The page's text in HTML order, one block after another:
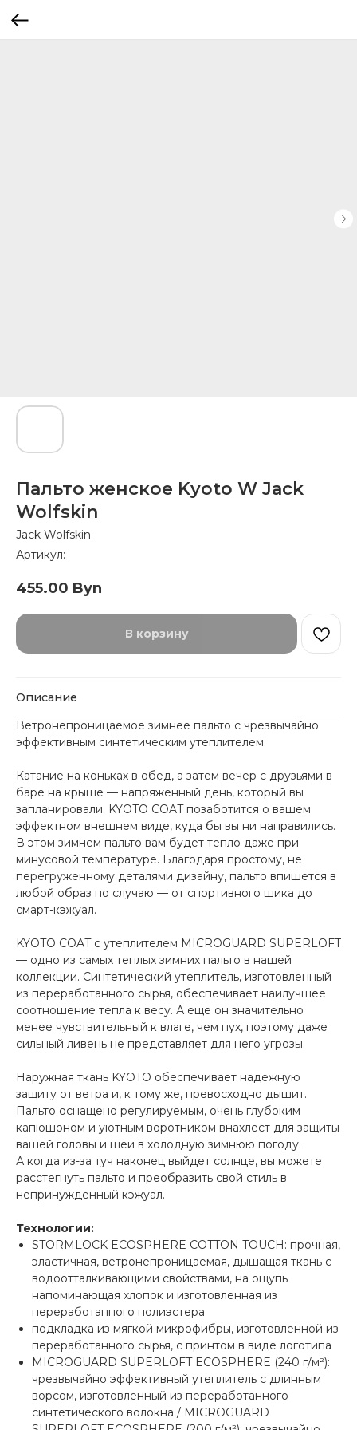
Пальто женское Kyoto W Jack
Wolfskin
Jack Wolfskin
Артикул:
455.00 Byn
В корзину
Описание
Ветронепроницаемое зимнее пальто с чрезвычайно
эффективным синтетическим утеплителем.
Катание на коньках в обед, а затем вечер с друзьями в
баре на крыше — напряженный день, который вы
запланировали. KYOTO COAT позаботится о вашем
эффектном внешнем виде, куда бы вы ни направились.
В этом зимнем пальто вам будет тепло даже при
минусовой температуре. Благодаря простому, не
перегруженному деталями дизайну, пальто впишется в
любой образ по случаю — от спортивного шика до
смарт-кэжуал.
KYOTO COAT с утеплителем MICROGUARD SUPERLOFT
— одно из самых теплых зимних пальто в нашей
коллекции. Синтетический утеплитель, изготовленный
из переработанного сырья, обеспечивает наилучшее
соотношение тепла к весу. А еще он значительно
менее чувствительный к влаге, чем пух, поэтому даже
сильный ливень не представляет для него угрозы.
Наружная ткань KYOTO обеспечивает надежную
защиту от ветра и, к тому же, превосходно дышит.
Пальто оснащено регулируемым, очень глубоким
капюшоном и уютным воротником внахлест для защиты
вашей головы и шеи в холодную зимнюю погоду.
А когда из-за туч наконец выйдет солнце, вы можете
расстегнуть пальто и преобразить свой стиль в
непринужденный кэжуал.
Технологии:
STORMLOCK ECOSPHERE COTTON TOUCH: прочная,
эластичная, ветронепроницаемая, дышащая ткань с
водоотталкивающими свойствами, на ощупь
напоминающая хлопок и изготовленная из
переработанного полиэстера
подкладка из мягкой микрофибры, изготовленной из
переработанного сырья, с принтом в виде логотипа
MICROGUARD SUPERLOFT ECOSPHERE (240 г/м²):
чрезвычайно эффективный утеплитель с длинным
ворсом, изготовленный из переработанного
синтетического волокна / MICROGUARD